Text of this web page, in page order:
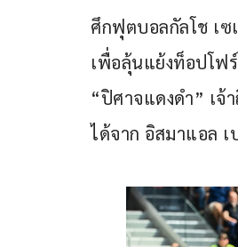
ศึกฟุตบอลกัลโช เซ
เพื่อลุ้นแย้งท็อปโฟ
“ปิศาจแดงดำ” เจ้
ได้จาก อิสมาแอล